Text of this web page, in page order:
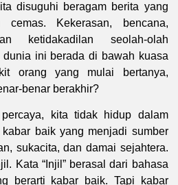
disuguhi beragam berita yang
cemas. Kekerasan, bencana,
ketidakadilan seolah-olah
dunia ini berada di bawah kuasa
orang yang mulai bertanya,
benar berakhir?
kita tidak hidup dalam
baik yang menjadi sumber
sukacita, dan damai sejahtera.
Kata “Injil” berasal dari bahasa
berarti kabar baik. Tapi kabar